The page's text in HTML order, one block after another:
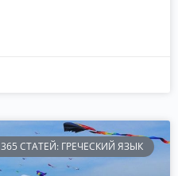
365 СТАТЕЙ: ГРЕЧЕСКИЙ ЯЗЫК